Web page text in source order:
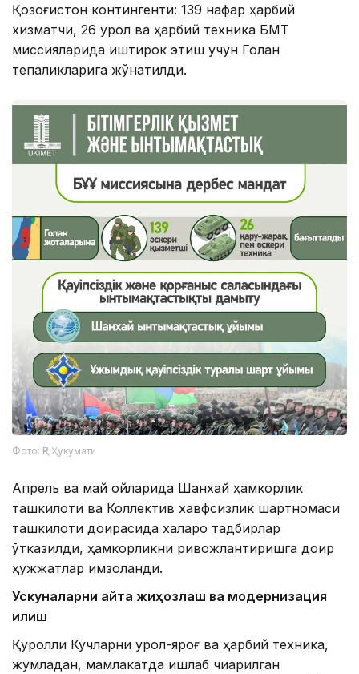
Қозоғистон контингенти: 139 нафар ҳарбий
хизматчи, 26 қурол ва ҳарбий техника БМТ
миссияларида иштирок этиш учун Голан
тепаликларига жўнатилди.
Фото: ҚР Ҳукумати
Апрель ва май ойларида Шанхай ҳамкорлик
ташкилоти ва Коллектив хавфсизлик шартномаси
ташкилоти доирасида халқаро тадбирлар
ўтказилди, ҳамкорликни ривожлантиришга доир
ҳужжатлар имзоланди.
Ускуналарни қайта жиҳозлаш ва модернизация
қилиш
Қуролли Кучларни қурол-яроғ ва ҳарбий техника,
жумладан, мамлакатда ишлаб чиқарилган